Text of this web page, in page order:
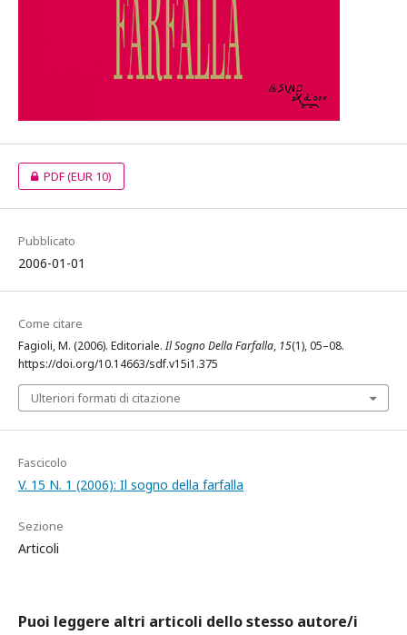
PDF(EUR 10)
Pubblicato
2006-01-01
Come citare
Fagioli, M. (2006). Editoriale.Il Sogno Della Farfalla, 15(1), 05–08.
https://doi.org/10.14663/sdf.v15i1.375
Ulteriori formati di citazione
Fascicolo
V. 15 N. 1 (2006): Il sogno della farfalla
Sezione
Articoli
Puoi leggere altri articoli dello stesso autore/i